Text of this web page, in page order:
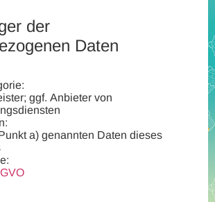
der
Daten
ggf. Anbieter von
a) genannten Daten dieses